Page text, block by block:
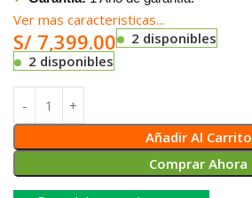
Ver mas caracteristicas...
S/ 7,399.00
2 disponibles
2 disponibles
Añadir Al Carrito
Comprar Ahora